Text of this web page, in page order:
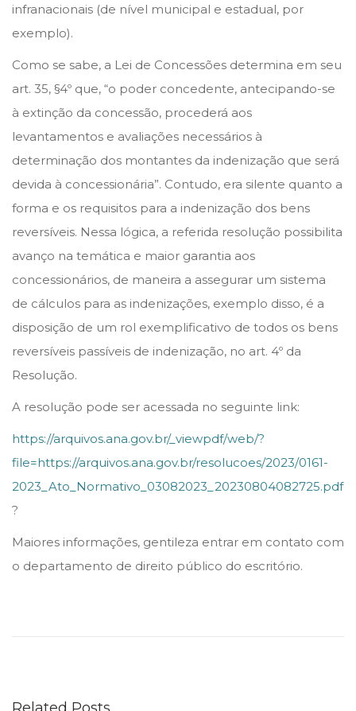
infranacionais (de nível municipal e estadual, por
exemplo).
Como se sabe, a Lei de Concessões determina em seu
art. 35, §4º que, “o poder concedente, antecipando-se
à extinção da concessão, procederá aos
levantamentos e avaliações necessários à
determinação dos montantes da indenização que será
devida à concessionária”. Contudo, era silente quanto a
forma e os requisitos para a indenização dos bens
reversíveis. Nessa lógica, a referida resolução possibilita
avanço na temática e maior garantia aos
concessionários, de maneira a assegurar um sistema
de cálculos para as indenizações, exemplo disso, é a
disposição de um rol exemplificativo de todos os bens
reversíveis passíveis de indenização, no art. 4º da
Resolução.
A resolução pode ser acessada no seguinte link:
https://arquivos.ana.gov.br/_viewpdf/web/?
file=https://arquivos.ana.gov.br/resolucoes/2023/0161-
2023_Ato_Normativo_03082023_20230804082725.pdf
?
Maiores informações, gentileza entrar em contato com
o departamento de direito público do escritório.
Related Posts